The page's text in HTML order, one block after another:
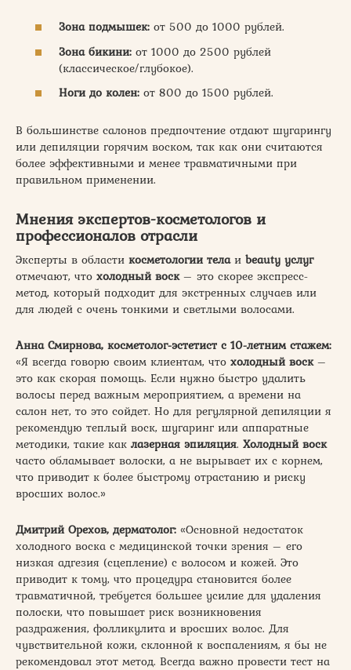
Зона подмышек: от 500 до 1000 рублей.
Зона бикини: от 1000 до 2500 рублей
(классическое/глубокое).
Ноги до колен: от 800 до 1500 рублей.
В большинстве салонов предпочтение отдают шугарингу
или депиляции горячим воском, так как они считаются
более эффективными и менее травматичными при
правильном применении.
Мнения экспертов-косметологов и
профессионалов отрасли
Эксперты в области косметологии телаи beauty услуг
отмечают, что холодный воск– это скорее экспресс-
метод, который подходит для экстренных случаев или
для людей с очень тонкими и светлыми волосами.
Анна Смирнова, косметолог-эстетист с 10-летним стажем:
«Я всегда говорю своим клиентам, что холодный воск–
это как скорая помощь. Если нужно быстро удалить
волосы перед важным мероприятием, а времени на
салон нет, то это сойдет. Но для регулярной депиляции я
рекомендую теплый воск, шугаринг или аппаратные
методики, такие как лазерная эпиляция. Холодный воск
часто обламывает волоски, а не вырывает их с корнем,
что приводит к более быстрому отрастанию и риску
вросших волос.»
Дмитрий Орехов, дерматолог: «Основной недостаток
холодного воска с медицинской точки зрения – его
низкая адгезия (сцепление) с волосом и кожей. Это
приводит к тому, что процедура становится более
травматичной, требуется большее усилие для удаления
полоски, что повышает риск возникновения
раздражения, фолликулита и вросших волос. Для
чувствительной кожи, склонной к воспалениям, я бы не
рекомендовал этот метод. Всегда важно провести тест на